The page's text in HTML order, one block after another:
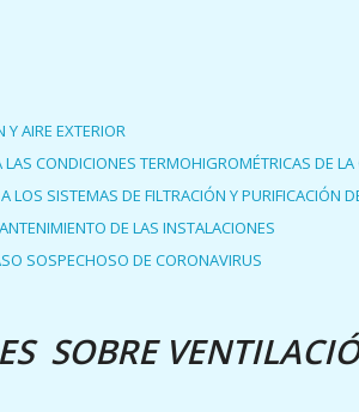
AIRE EXTERIOR
CONDICIONES TERMOHIGROMÉTRICAS DE
LOS SISTEMAS DE FILTRACIÓN Y PURIFICACIÓN
DE LAS INSTALACIONES
SOSPECHOSO DE CORONAVIRUS
SOBRE